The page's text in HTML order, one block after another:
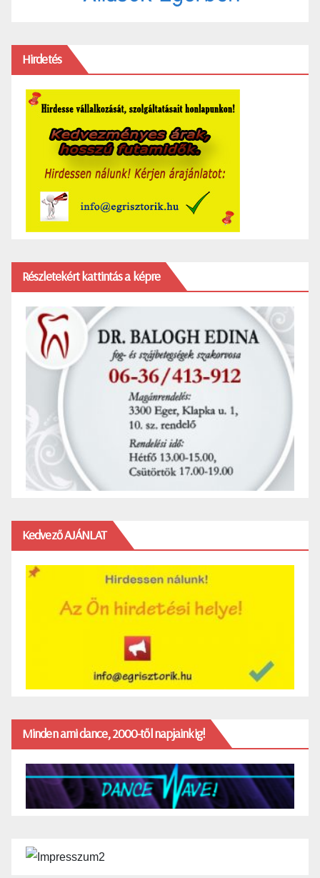
Hirdetés
Részletekért kattintás a képre
Kedvező AJÁNLAT
Minden ami dance, 2000-től napjainkig!